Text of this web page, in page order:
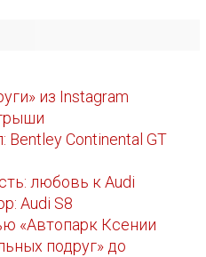
из Instagram
Continental GT
любовь к Audi
Audi S8
«Автопарк Ксении
подруг» до